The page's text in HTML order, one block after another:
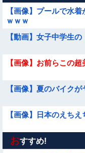
【画像】プールで水
ｗｗｗ
【動画】女子中学生
【画像】お前らこの
【画像】夏のバイク
【画像】日本のえち
【画像】女子高生「
おすすめ!